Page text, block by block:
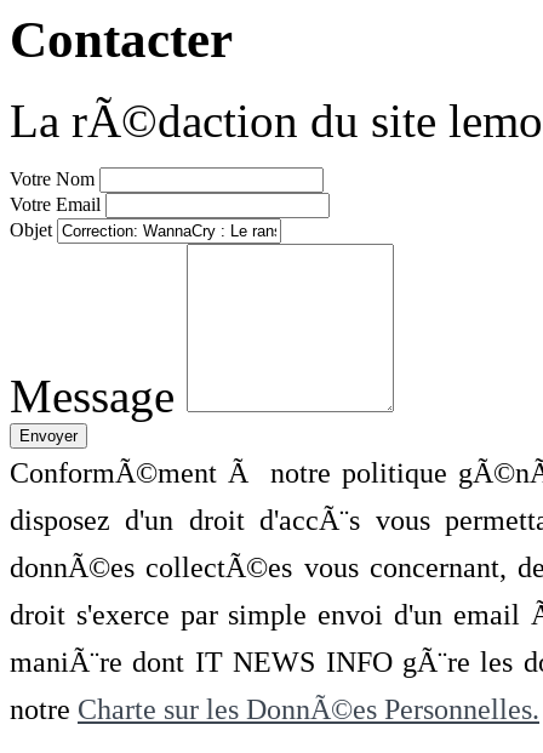
Contacter
La rÃ©daction du site
Votre Nom
Votre Email
Objet
Message
ConformÃ©ment Ã notre politique
disposez d'un droit d'accÃ¨s vous
donnÃ©es collectÃ©es vous concernant,
droit s'exerce par simple envoi d'un
maniÃ¨re dont IT NEWS INFO gÃ¨re les
notre Charte sur les DonnÃ©es Personnelles.